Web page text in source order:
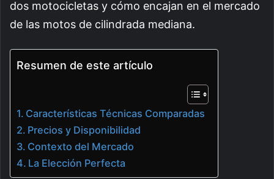
dos motocicletas y cómo encajan en el mercado
de las motos de cilindrada mediana.
Resumen de este artículo
Características Técnicas Comparadas
Precios y Disponibilidad
Contexto del Mercado
La Elección Perfecta